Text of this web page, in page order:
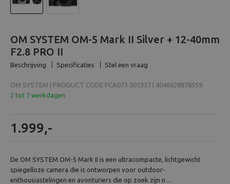
Analoog
OM SYSTEM OM-5 Mark II Silver + 12-40mm
F2.8 PRO II
Beschrijving Specificaties Stel een vraag
OM SYSTEM | PRODUCT CODE FCA073.001337 | 4046628878559
2 tot 7 werkdagen
1.999,-
De OM SYSTEM OM-5 Mark II is een ultracompacte, lichtgewicht
spiegelloze camera die is ontworpen voor outdoor-
enthousiastelingen en avonturiers die op zoek zijn n ...